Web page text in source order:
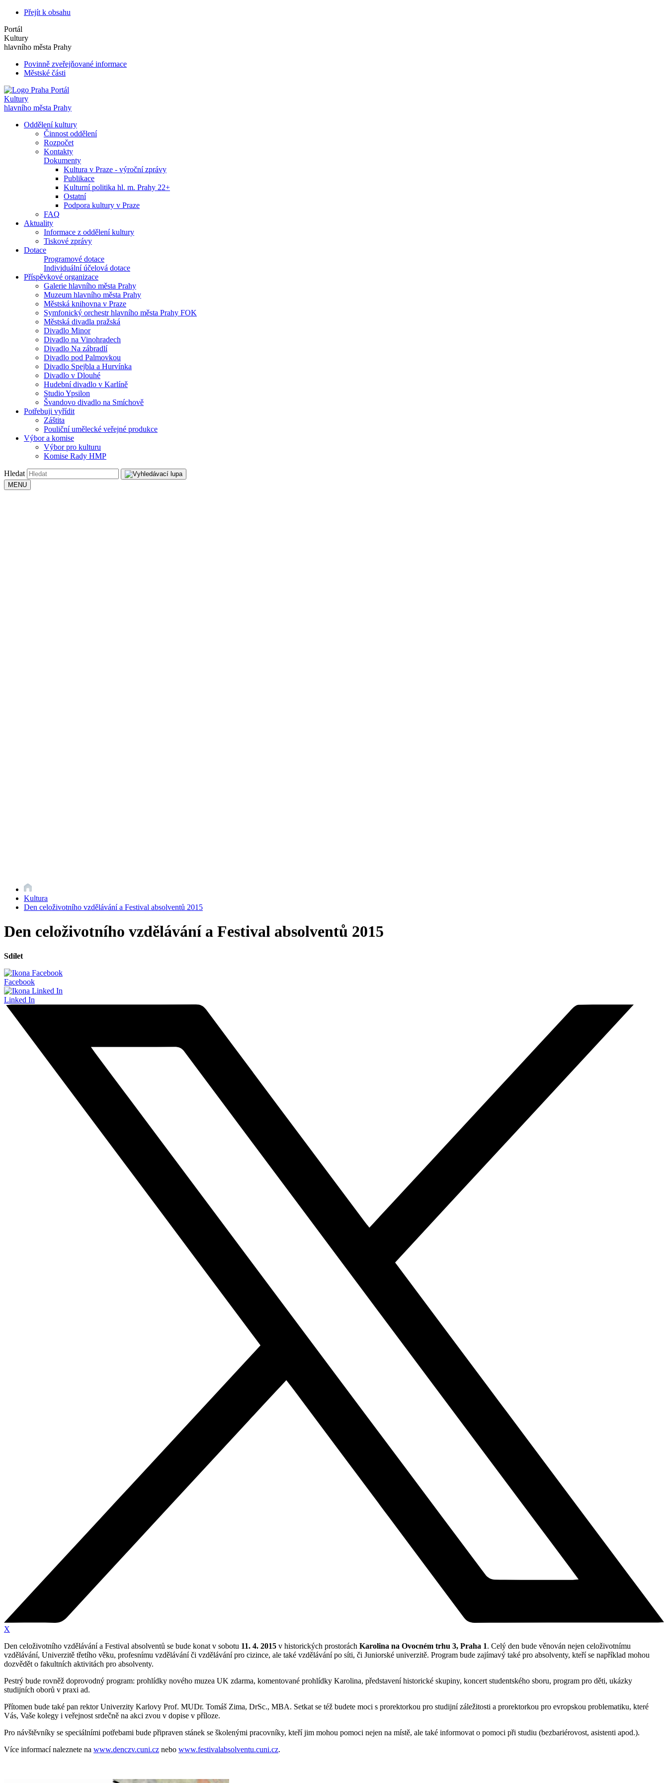
Přejít k obsahu
Portál
Kultury
hlavního města Prahy
Povinně zveřejňované informace
Městské části
Portál
Kultury
hlavního města Prahy
Oddělení kultury
Činnost oddělení
Rozpočet
Kontakty
Dokumenty
Kultura v Praze - výroční zprávy
Publikace
Kulturní politika hl. m. Prahy 22+
Ostatní
Podpora kultury v Praze
FAQ
Aktuality
Informace z oddělení kultury
Tiskové zprávy
Dotace
Programové dotace
Individuální účelová dotace
Příspěvkové organizace
Galerie hlavního města Prahy
Muzeum hlavního města Prahy
Městská knihovna v Praze
Symfonický orchestr hlavního města Prahy FOK
Městská divadla pražská
Divadlo Minor
Divadlo na Vinohradech
Divadlo Na zábradlí
Divadlo pod Palmovkou
Divadlo Spejbla a Hurvínka
Divadlo v Dlouhé
Hudební divadlo v Karlíně
Studio Ypsilon
Švandovo divadlo na Smíchově
Potřebuji vyřídit
Záštita
Pouliční umělecké veřejné produkce
Výbor a komise
Výbor pro kulturu
Komise Rady HMP
Hledat
MENU
Kultura
Den celoživotního vzdělávání a Festival absolventů 2015
Den celoživotního vzdělávání a Festival absolventů 2015
Sdílet
Facebook
Linked In
X
Den celoživotního vzdělávání a Festival absolventů se bude konat v sobotu 11. 4. 2015 v historických prostorách Karolina na Ovocném trhu 3, Praha 1. Celý den bude věnován nejen celoživotnímu
vzdělávání, Univerzitě třetího věku, profesnímu vzdělávání či vzdělávání pro cizince, ale také vzdělávání po síti, či Juniorské univerzitě. Program bude zajímavý také pro absolventy, kteří se například mohou
dozvědět o fakultních aktivitách pro absolventy.
Pestrý bude rovněž doprovodný program: prohlídky nového muzea UK zdarma, komentované prohlídky Karolina, představení historické skupiny, koncert studentského sboru, program pro děti, ukázky
studijních oborů v praxi ad.
Přítomen bude také pan rektor Univerzity Karlovy Prof. MUDr. Tomáš Zima, DrSc., MBA. Setkat se též budete moci s prorektorkou pro studijní záležitosti a prorektorkou pro evropskou problematiku, které
Vás, Vaše kolegy i veřejnost srdečně na akci zvou v dopise v příloze.
Pro návštěvníky se speciálními potřebami bude připraven stánek se školenými pracovníky, kteří jim mohou pomoci nejen na místě, ale také informovat o pomoci při studiu (bezbariérovost, asistenti apod.).
Více informací naleznete na www.denczv.cuni.cz nebo www.festivalabsolventu.cuni.cz.